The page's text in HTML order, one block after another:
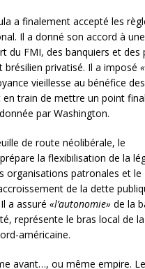
a finalement accepté les
Il a donné son accord à une
du FMI, des banquiers et des
brésilien privatisé. Il a imposé
vieillesse au bénéfice
en train de mettre un point
par Washington.
de route néolibérale, le
la flexibilisation de la
organisations patronales et le
de la dette
a assuré «l’autonomie» de la
représente le bras local de
américaine.
avant…, ou même empire.